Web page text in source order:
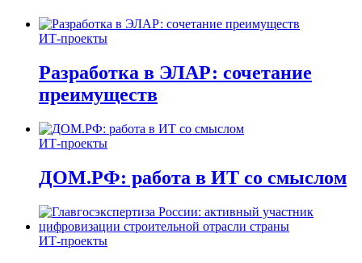
ИТ-проекты
Разработка в ЭЛАР: сочетание
преимуществ
ИТ-проекты
ДОМ.РФ: работа в ИТ со смыслом
ИТ-проекты